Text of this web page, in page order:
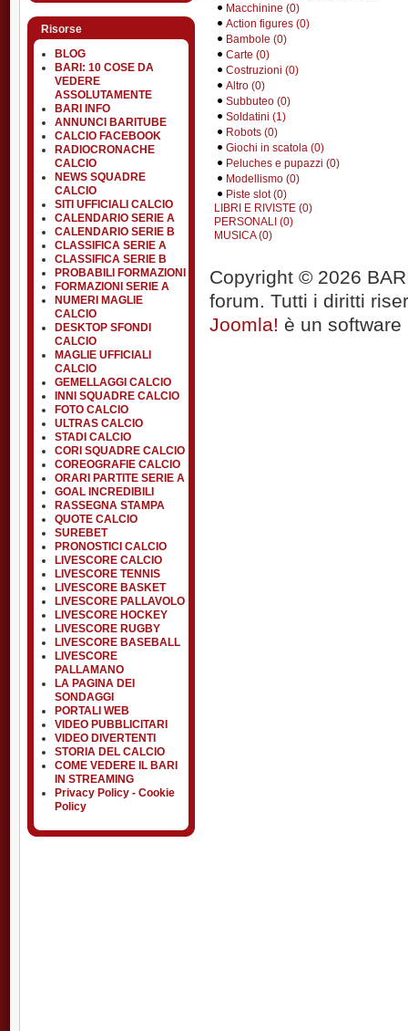
Risorse
BLOG
BARI: 10 COSE DA
VEDERE
ASSOLUTAMENTE
BARI INFO
ANNUNCI BARITUBE
CALCIO FACEBOOK
RADIOCRONACHE
CALCIO
NEWS SQUADRE
CALCIO
SITI UFFICIALI CALCIO
CALENDARIO SERIE A
CALENDARIO SERIE B
CLASSIFICA SERIE A
CLASSIFICA SERIE B
PROBABILI FORMAZIONI
FORMAZIONI SERIE A
NUMERI MAGLIE
CALCIO
DESKTOP SFONDI
CALCIO
MAGLIE UFFICIALI
CALCIO
GEMELLAGGI CALCIO
INNI SQUADRE CALCIO
FOTO CALCIO
ULTRAS CALCIO
STADI CALCIO
CORI SQUADRE CALCIO
COREOGRAFIE CALCIO
ORARI PARTITE SERIE A
GOAL INCREDIBILI
RASSEGNA STAMPA
QUOTE CALCIO
SUREBET
PRONOSTICI CALCIO
LIVESCORE CALCIO
LIVESCORE TENNIS
LIVESCORE BASKET
LIVESCORE PALLAVOLO
LIVESCORE HOCKEY
LIVESCORE RUGBY
LIVESCORE BASEBALL
LIVESCORE
PALLAMANO
LA PAGINA DEI
SONDAGGI
PORTALI WEB
VIDEO PUBBLICITARI
VIDEO DIVERTENTI
STORIA DEL CALCIO
COME VEDERE IL BARI
IN STREAMING
Privacy Policy - Cookie
Policy
Macchinine (0)
Action figures (0)
Bambole (0)
Carte (0)
Costruzioni (0)
Altro (0)
Subbuteo (0)
Soldatini (1)
Robots (0)
Giochi in scatola (0)
Peluches e pupazzi (0)
Modellismo (0)
Piste slot (0)
LIBRI E RIVISTE (0)
PERSONALI (0)
MUSICA (0)
Copyright © 2026
forum. Tutti i diritti
Joomla! è un